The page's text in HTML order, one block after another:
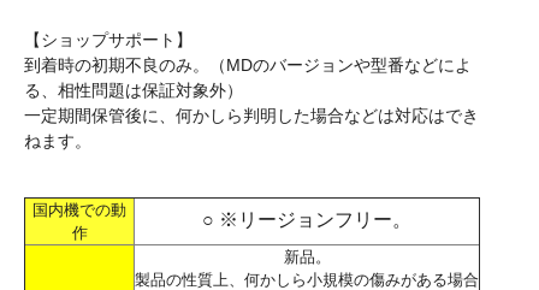
【ショップサポート】
到着時の初期不良のみ。（MDのバージョンや型番などによ
る、相性問題は保証対象外）
一定期間保管後に、何かしら判明した場合などは対応はでき
ねます。
国内機での動
作
○ ※リージョンフリー。
新品。
製品の性質上、何かしら小規模の傷みがある場合